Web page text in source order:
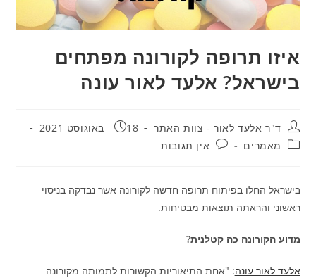
איזו תרופה לקורונה מפתחים
בישראל? אלעד לאור עונה
מחבר:ד"ר אלעד לאור - צוות האתר פורסם:
18 באוגוסט 2021
קטגוריה:מאמרים תגובות:אין תגובות
בישראל החלו בפיתוח תרופה חדשה לקורונה אשר נבדקה בניסוי
ראשוני והראתה תוצאות מבטיחות.
מדוע הקורונה כה קטלנית?
אלעד לאור עונה: "אחת התיאוריות הקשורות לתמותה מקורונה